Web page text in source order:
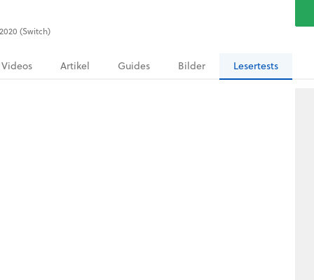
(Switch)
Videos Artikel Guides Bilder Lesertests